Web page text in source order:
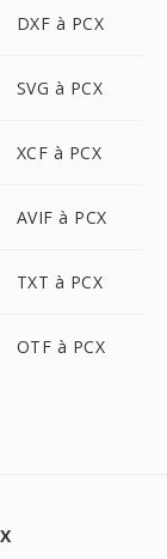
DXF à PCX
SVG à PCX
XCF à PCX
AVIF à PCX
TXT à PCX
OTF à PCX